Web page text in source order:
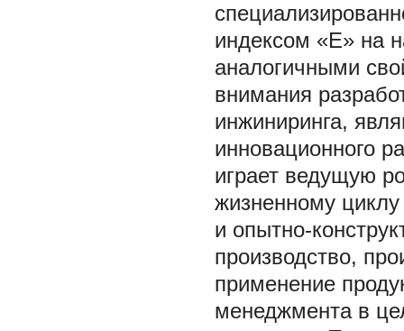
индексом «Е» на
аналогичными
внимания
инжиниринга,
инновационного
играет ведущую
жизненному
и опытно-
производство,
применение
менеджмента в